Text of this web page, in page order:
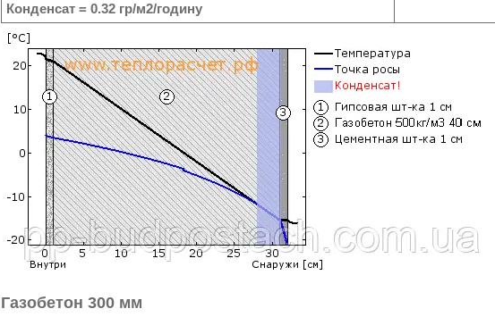
Конденсат = 0.32 гр/м2/годину
Газобетон 300 мм